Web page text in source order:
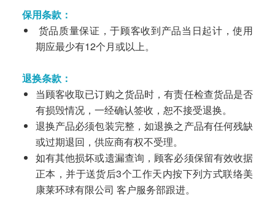
保用条款：
货品质量保证，于顾客收到产品当日起计，使用
期应最少有12个月或以上。
退换条款：
当顾客收取已订购之货品时，有责任检查货品是否
有损毁情况，一经确认签收，恕不接受退换。
退换产品必须包装完整，如退换之产品有任何残缺
或过期退回，供应商有权不受理。
如有其他损坏或遗漏查询，顾客必须保留有效收据
正本，并于送货后3个工作天内按下列方式联络美
康莱环球有限公司 客户服务部跟进。